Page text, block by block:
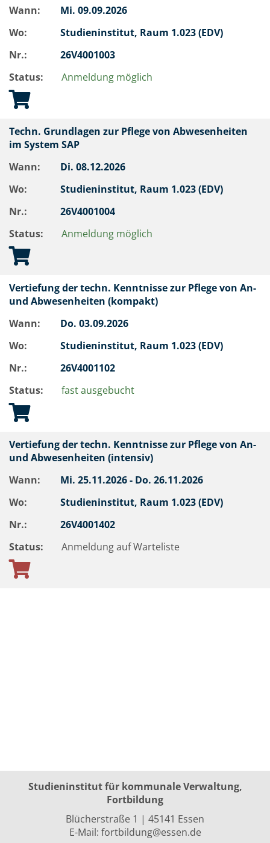
Wann:
Mi. 09.09.2026
Wo:
Studieninstitut, Raum 1.023 (EDV)
Nr.:
26V4001003
Status:
Anmeldung möglich
Techn. Grundlagen zur Pflege von Abwesenheiten
im System SAP
Wann:
Di. 08.12.2026
Wo:
Studieninstitut, Raum 1.023 (EDV)
Nr.:
26V4001004
Status:
Anmeldung möglich
Vertiefung der techn. Kenntnisse zur Pflege von An-
und Abwesenheiten (kompakt)
Wann:
Do. 03.09.2026
Wo:
Studieninstitut, Raum 1.023 (EDV)
Nr.:
26V4001102
Status:
fast ausgebucht
Vertiefung der techn. Kenntnisse zur Pflege von An-
und Abwesenheiten (intensiv)
Wann:
Mi. 25.11.2026 - Do. 26.11.2026
Wo:
Studieninstitut, Raum 1.023 (EDV)
Nr.:
26V4001402
Status:
Anmeldung auf Warteliste
Studieninstitut für kommunale Verwaltung,
Fortbildung
Blücherstraße 1 | 45141 Essen
E-Mail: fortbildung@essen.de